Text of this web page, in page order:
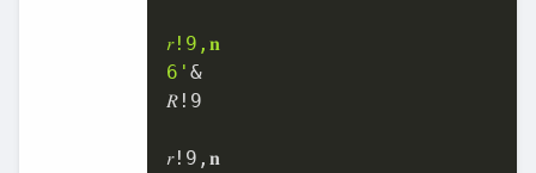
𝑟!9,𝐧
6' &
𝑅! 9
𝑟! 9 ,𝐧